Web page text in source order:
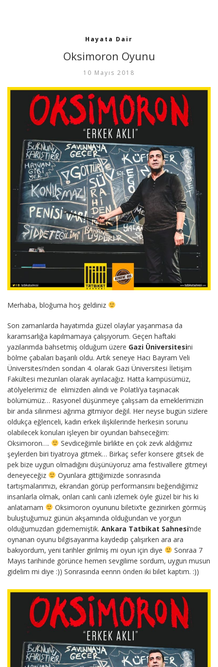
Hayata Dair
Oksimoron Oyunu
10 Mayıs 2018
Merhaba, bloğuma hoş geldiniz
Son zamanlarda hayatımda güzel olaylar yaşanmasa da
karamsarlığa kapılmamaya çalışıyorum. Geçen haftaki
yazılarımda bahsetmiş olduğum üzere Gazi Üniversitesini
bölme çabaları başarılı oldu. Artık seneye Hacı Bayram Veli
Üniversitesi’nden sondan 4. olarak Gazi Üniversitesi İletişim
Fakültesi mezunları olarak ayrılacağız. Hatta kampüsümüz,
atölyelerimiz de elimizden alındı ve Polatlı’ya taşınacak
bölümümüz… Rasyonel düşünmeye çalışsam da emeklerimizin
bir anda silinmesi ağrıma gitmiyor değil. Her neyse bugün sizlere
oldukça eğlenceli, kadın erkek ilişkilerinde herkesin sorunu
olabilecek konuları işleyen bir oyundan bahseceğim:
Oksimoron….
Sevdiceğimle birlikte en çok zevk aldığımız
şeylerden biri tiyatroya gitmek… Birkaç sefer konsere gitsek de
pek bize uygun olmadığını düşünüyoruz ama festivallere gitmeyi
deneyeceğiz
Oyunlara gittiğimizde sonrasında
tartışmalarımızı, ekrandan görüp performansını beğendiğimiz
insanlarla olmak, onları canlı canlı izlemek öyle güzel bir his ki
anlatamam
Oksimoron oyununu biletix’te gezinirken görmüş
buluştuğumuz günün akşamında olduğundan ve yorgun
olduğumuzdan gidememiştik. Ankara Tatbikat Sahnesi‘nde
oynanan oyunu bilgisayarıma kaydedip çalışırken ara ara
bakıyordum, yeni tarihler girilmiş mi oyun için diye
Sonraa 7
Mayıs tarihinde görünce hemen sevgilime sordum, uygun musun
gidelim mi diye :)) Sonrasında eennn önden iki bilet kaptım. :))